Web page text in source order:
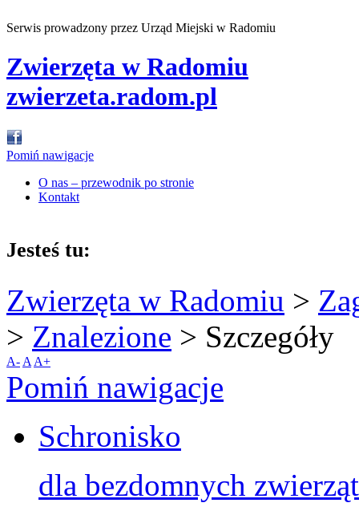
Serwis prowadzony przez Urząd Miejski w Radomiu
Zwierzęta w Radomiu
zwierzeta.radom.pl
Pomiń nawigacje
O nas – przewodnik po stronie
Kontakt
Jesteś tu:
Zwierzęta w Radomiu >
> Znalezione > Szczegóły
A- A A+
Pomiń nawigacje
Schronisko
dla bezdomnych zwierząt